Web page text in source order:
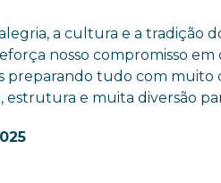
a cultura e a tradição
nosso compromisso
preparando tudo com
e muita diversão